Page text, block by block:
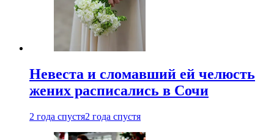
Невеста и сломавший ей челюсть
жених расписались в Сочи
2 года спустя2 года спустя